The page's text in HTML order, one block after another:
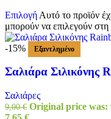
Επιλογή Αυτό το προϊόν
μπορούν να επιλεγούν στη
-15% Εξαντλημένο
Σαλιάρα
Σαλιάρες
9,00€ Original price was: